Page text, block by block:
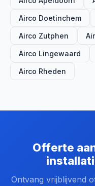
Airco Doetinchem
Airco Zutphen
Airco Lingewaard
Airco Rheden
Offerte
Ontvang vrijblijvend